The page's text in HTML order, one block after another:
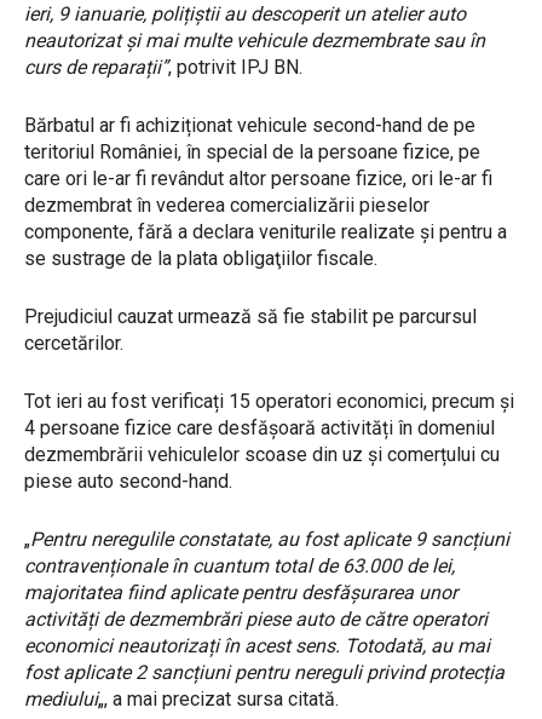
ieri, 9 ianuarie, polițiștii au descoperit un atelier auto
neautorizat și mai multe vehicule dezmembrate sau în
curs de reparații”, potrivit IPJ BN.
Bărbatul ar fi achiziționat vehicule second-hand de pe
teritoriul României, în special de la persoane fizice, pe
care ori le-ar fi revândut altor persoane fizice, ori le-ar fi
dezmembrat în vederea comercializării pieselor
componente, fără a declara veniturile realizate și pentru a
se sustrage de la plata obligaţiilor fiscale.
Prejudiciul cauzat urmează să fie stabilit pe parcursul
cercetărilor.
Tot ieri au fost verificați 15 operatori economici, precum și
4 persoane fizice care desfășoară activități în domeniul
dezmembrării vehiculelor scoase din uz și comerțului cu
piese auto second-hand.
„Pentru neregulile constatate, au fost aplicate 9 sancțiuni
contravenționale în cuantum total de 63.000 de lei,
majoritatea fiind aplicate pentru desfășurarea unor
activități de dezmembrări piese auto de către operatori
economici neautorizați în acest sens. Totodată, au mai
fost aplicate 2 sancțiuni pentru nereguli privind protecția
mediului„, a mai precizat sursa citată.